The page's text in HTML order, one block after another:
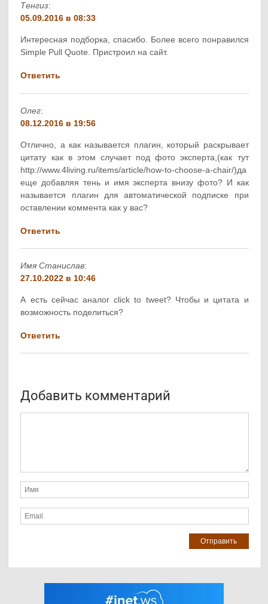
Тенгиз:
05.09.2016 в 08:33
Интересная подборка, спасибо. Более всего понравился
Simple Pull Quote. Пристроил на сайт.
Ответить
Олег:
08.12.2016 в 19:56
Отлично, а как называется плагин, который раскрывает
цитату как в этом случает под фото эксперта,(как тут
http://www.4living.ru/items/article/how-to-choose-a-chair/)да
еще добавляя тень и имя эксперта внизу фото? И как
называется плагин для автоматической подписке при
оставлении коммента как у вас?
Ответить
Имя Станислав:
27.10.2022 в 10:46
А есть сейчас аналог click to tweet? Чтобы и цитата и
возможность поделиться?
Ответить
Добавить комментарий